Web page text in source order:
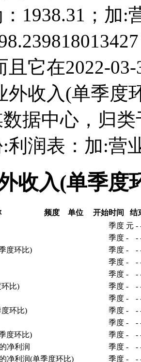
1938.31；加:
且它在2022-
外收入(单季度
据中心，归
利润表：加:营
收入(单季度
频度 单位 开始时间
结
季度 元 -
季度 - -
度环比)
季度 - -
季度 - -
季度 - -
比)
季度 - -
季度 - -
环比)
季度 - -
季度 - -
度环比)
季度 - -
净利润
季度 - -
净利润(单季度环比)
季度 - -